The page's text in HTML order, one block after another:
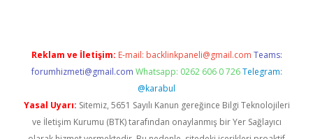
Reklam ve İletişim: E-mail: backlinkpaneli@gmail.com Teams:
forumhizmeti@gmail.com Whatsapp: 0262 606 0 726 Telegram:
@karabul
Yasal Uyarı: Sitemiz, 5651 Sayılı Kanun gereğince Bilgi Teknolojileri
ve İletişim Kurumu (BTK) tarafından onaylanmış bir Yer Sağlayıcı